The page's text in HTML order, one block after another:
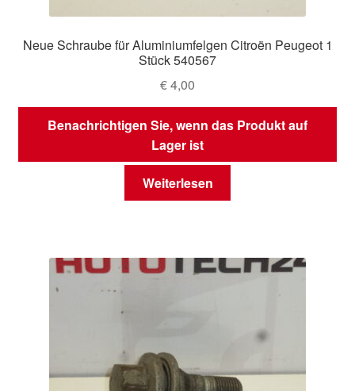
Zahlungen
Neue Schraube für Aluminiumfelgen Citroën Peugeot 1
Stück 540567
€4,00
Benachrichtigen Sie, wenn das Produkt auf
Lager ist
Weiterlesen